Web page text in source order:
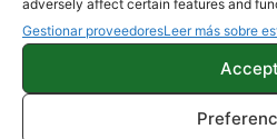
adversely affect certain features and
Gestionar proveedoresLeer más sobre
Accept